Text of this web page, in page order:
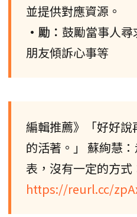
並提供對應資源。
•勵： 鼓勵當事人
朋友傾訴心事等
編輯推薦》「好好
的活著。」 蘇絢慧
表，沒有一定的方式
https://reurl.cc/